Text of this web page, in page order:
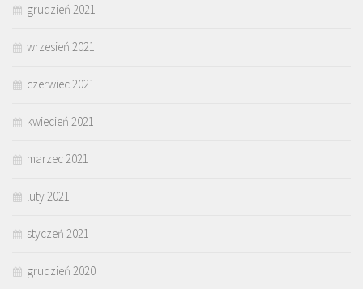
grudzień 2021
wrzesień 2021
czerwiec 2021
kwiecień 2021
marzec 2021
luty 2021
styczeń 2021
grudzień 2020